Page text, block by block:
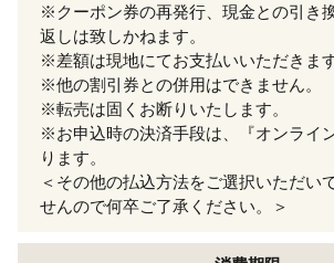
※クーポン券の再発行、現金との引き
返しは致しかねます。
※差額は現地にてお支払いいただきます
※他の割引券との併用はできません。
※転売は固くお断りいたします。
※お申込時の決済手段は、『オンライ
ります。
＜その他の払込方法をご選択いただい
せんので何卒ご了承ください。＞